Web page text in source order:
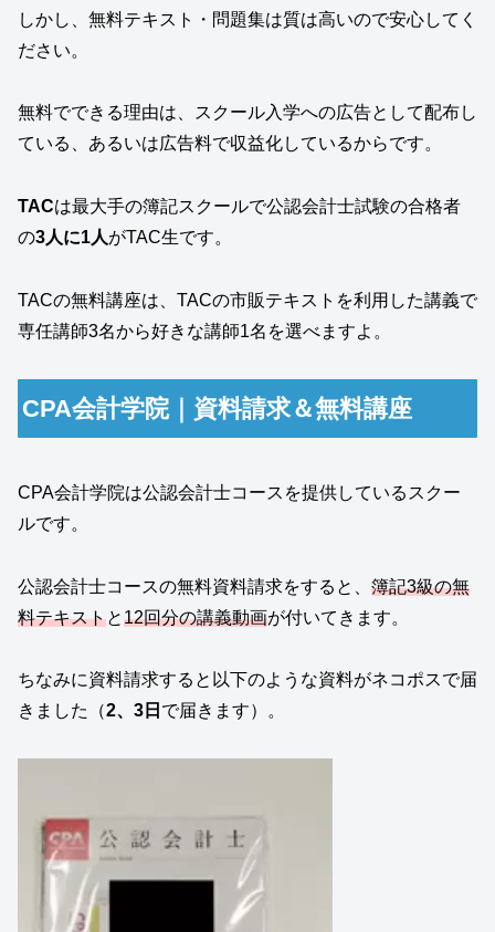
しかし、無料テキスト・問題集は質は高いので安心してく
ださい。
無料でできる理由は、スクール入学への広告として配布し
ている、あるいは広告料で収益化しているからです。
TACは最大手の簿記スクールで公認会計士試験の合格者
の3人に1人がTAC生です。
TACの無料講座は、TACの市販テキストを利用した講義で
専任講師3名から好きな講師1名を選べますよ。
CPA会計学院｜資料請求＆無料講座
CPA会計学院は公認会計士コースを提供しているスクー
ルです。
公認会計士コースの無料資料請求をすると、 簿記3級の無
料テキストと12回分の講義動画が付いてきます。
ちなみに資料請求すると以下のような資料がネコポスで届
きました（2、3日 で届きます）。